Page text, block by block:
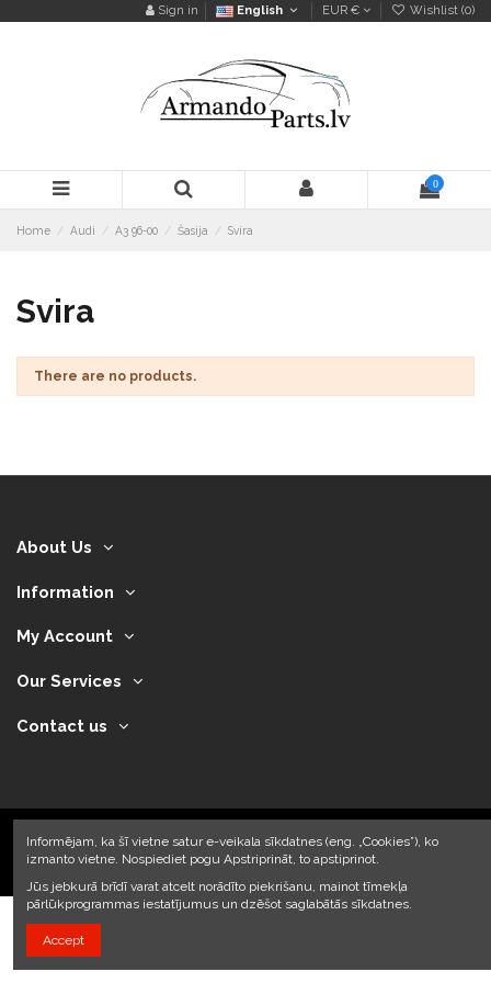
Sign in English EUR € Wishlist (0)
0
Home Audi A3 96-00 Šasija Svira
Svira
There are no products.
About Us
Information
My Account
Our Services
Contact us
2024 © Armando Auto SIA
Informējam, ka šī vietne satur e-veikala sīkdatnes (eng. „Cookies”), ko
izmanto vietne. Nospiediet pogu Apstriprināt, to apstiprinot.
Jūs jebkurā brīdī varat atcelt norādīto piekrišanu, mainot tīmekļa
pārlūkprogrammas iestatījumus un dzēšot saglabātās sīkdatnes.
Accept